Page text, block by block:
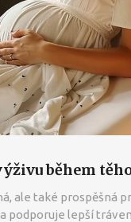
během
ale také prospěšná
podporuje lepší